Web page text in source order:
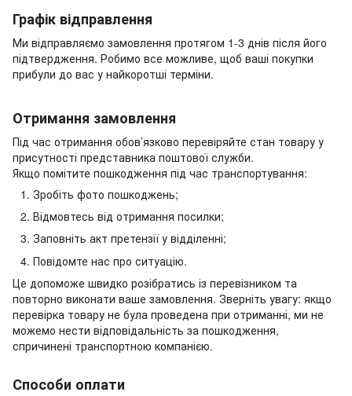
Графік відправлення
Ми відправляємо замовлення протягом 1-3 днів після його
підтвердження. Робимо все можливе, щоб ваші покупки
прибули до вас у найкоротші терміни.
Отримання замовлення
Під час отримання обов’язково перевіряйте стан товару у
присутності представника поштової служби.
Якщо помітите пошкодження під час транспортування:
Зробіть фото пошкоджень;
Відмовтесь від отримання посилки;
Заповніть акт претензії у відділенні;
Повідомте нас про ситуацію.
Це допоможе швидко розібратись із перевізником та
повторно виконати ваше замовлення. Зверніть увагу: якщо
перевірка товару не була проведена при отриманні, ми не
можемо нести відповідальність за пошкодження,
спричинені транспортною компанією.
Способи оплати